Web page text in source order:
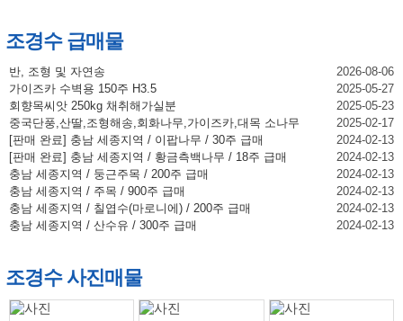
조경수 급매물
반, 조형 및 자연송
2026-08-06
가이즈카 수벽용 150주 H3.5
2025-05-27
회향목씨앗 250kg 채취해가실분
2025-05-23
중국단풍,산딸,조형해송,회화나무,가이즈카,대목 소나무
2025-02-17
[판매 완료] 충남 세종지역 / 이팝나무 / 30주 급매
2024-02-13
[판매 완료] 충남 세종지역 / 황금측백나무 / 18주 급매
2024-02-13
충남 세종지역 / 둥근주목 / 200주 급매
2024-02-13
충남 세종지역 / 주목 / 900주 급매
2024-02-13
충남 세종지역 / 칠엽수(마로니에) / 200주 급매
2024-02-13
충남 세종지역 / 산수유 / 300주 급매
2024-02-13
조경수 사진매물